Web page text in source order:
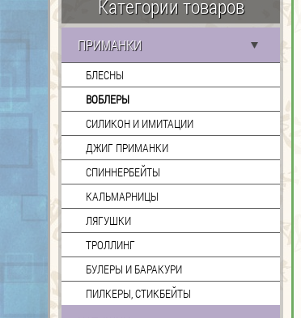
Категории товаров
ПРИМАНКИ
БЛЕСНЫ
ВОБЛЕРЫ
СИЛИКОН И ИМИТАЦИИ
ДЖИГ ПРИМАНКИ
СПИННЕРБЕЙТЫ
КАЛЬМАРНИЦЫ
ЛЯГУШКИ
ТРОЛЛИНГ
БУЛЕРЫ И БАРАКУРИ
ПИЛКЕРЫ, СТИКБЕЙТЫ